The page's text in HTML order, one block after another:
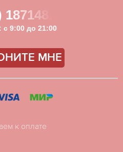
с 9:00 до 21:00
МНЕ
к оплате